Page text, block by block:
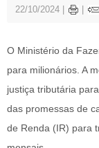
22/10/2024
O Ministério da
para milionários. A
justiça tributária
das promessas de
de Renda (IR) para